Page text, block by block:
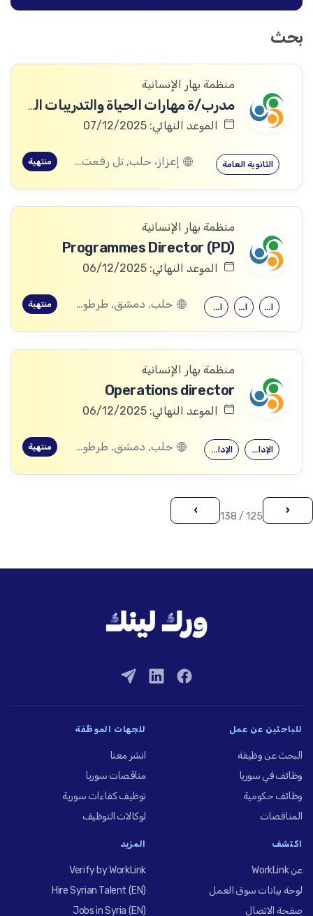
بحث
منظمة بهار الإنسانية
مدرب/ة مهارات الحياة والتدريبات المهنية
الموعد النهائي: 07/12/2025
الثانوية العامة إعزاز، حلب, تل رفعت، إعزاز، حلب منتهية
منظمة بهار الإنسانية
Programmes Director (PD)
الموعد النهائي: 06/12/2025
الإدارة العامة الاقتصاد الاقتصاد حلب, دمشق, طرطوس, ريف دمشق, ديرالزور, درعا, السويداء, القنيطرة, اللاذقية, الرقة, حمص, الحسكة, حماة, ادلب منتهية
منظمة بهار الإنسانية
Operations director
الموعد النهائي: 06/12/2025
الإدارة العامة الإدارة العامة حلب, دمشق, طرطوس, ريف دمشق, ديرالزور, درعا, السويداء, القنيطرة, اللاذقية, الرقة, حمص, الحسكة, حماة, ادلب منتهية
‹
125 / 138
›
للباحثين عن عمل
البحث عن وظيفة
وظائف في سوريا
وظائف حكومية
المناقصات
للجهات الموظِّفة
انشر معنا
مناقصات سوريا
توظيف كفاءات سورية
لوكالات التوظيف
اكتشف
عن WorkLink
لوحة بيانات سوق العمل
صفحة الاتصال
المزيد
Verify by WorkLink
Hire Syrian Talent (EN)
Jobs in Syria (EN)